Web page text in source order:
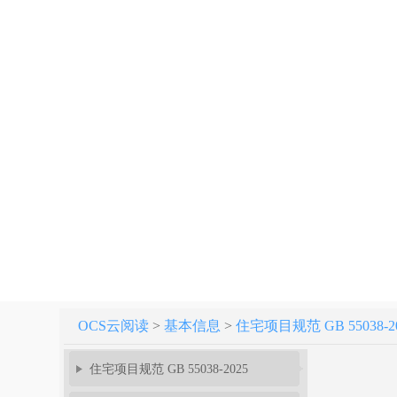
OCS云阅读 > 基本信息 > 住宅项目规范 GB 55038-
住宅项目规范 GB 55038-2025